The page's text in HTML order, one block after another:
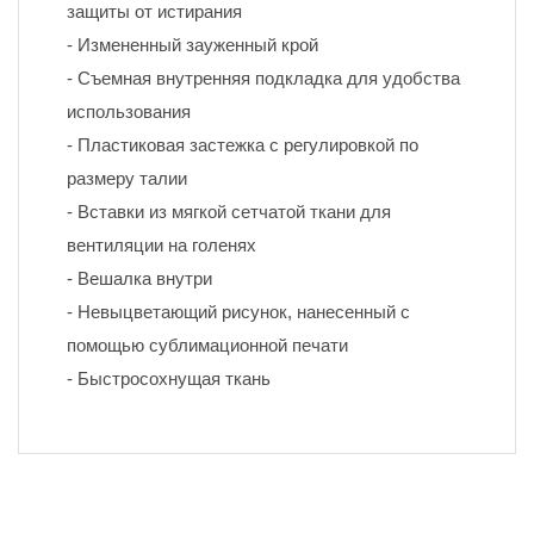
защиты от истирания
- Измененный зауженный крой
- Съемная внутренняя подкладка для удобства
использования
- Пластиковая застежка с регулировкой по
размеру талии
- Вставки из мягкой сетчатой ткани для
вентиляции на голенях
- Вешалка внутри
- Невыцветающий рисунок, нанесенный с
помощью сублимационной печати
- Быстросохнущая ткань